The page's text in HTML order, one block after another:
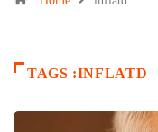
TAGS :INFLATD